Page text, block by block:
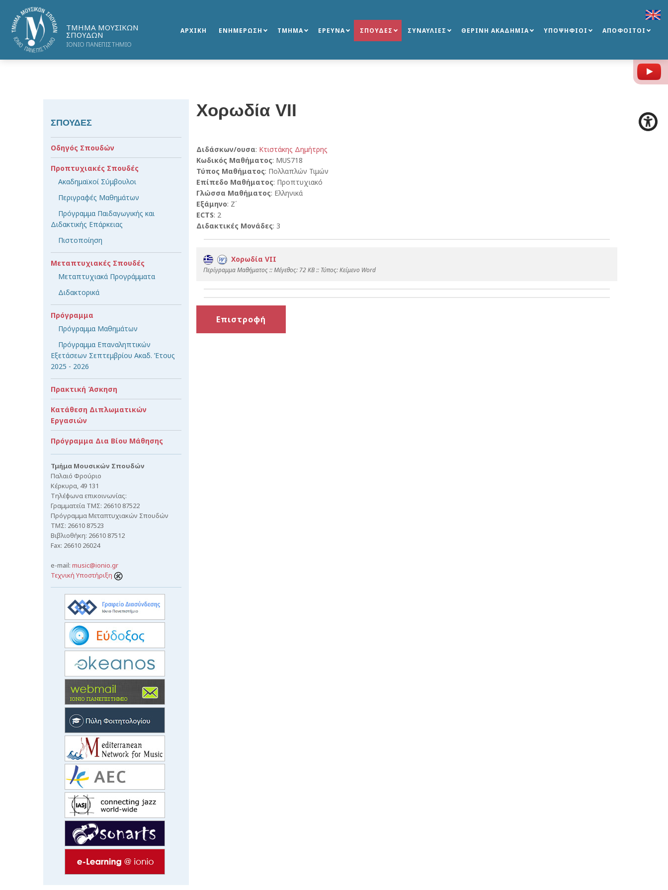
ΤΜΗΜΑ ΜΟΥΣΙΚΩΝ
ΣΠΟΥΔΩΝ
ΙΟΝΙΟ ΠΑΝΕΠΙΣΤΗΜΙΟ
ΑΡΧΙΚΗ ΕΝΗΜΕΡΩΣΗ ΤΜΗΜΑ ΕΡΕΥΝΑ ΣΠΟΥΔΕΣ ΣΥΝΑΥΛΙΕΣ ΘΕΡΙΝΗ ΑΚΑΔΗΜΙΑ ΥΠΟΨΗΦΙΟΙ ΑΠΟΦΟΙΤΟΙ
Χορωδία VΙΙ
Διδάσκων/ουσα: Κτιστάκης Δημήτρης
Κωδικός Μαθήματος: MUS718
Τύπος Μαθήματος: Πολλαπλών Τιμών
Επίπεδο Μαθήματος: Προπτυχιακό
Γλώσσα Μαθήματος: Ελληνικά
Εξάμηνο: Ζ΄
ECTS: 2
Διδακτικές Μονάδες: 3
Χορωδία VΙΙ
Περίγραμμα Μαθήματος :: Mέγεθος: 72 KB :: Τύπος: Kείμενο Word
Επιστροφή
ΣΠΟΥΔΕΣ
Οδηγός Σπουδών
Προπτυχιακές Σπουδές
Ακαδημαϊκοί Σύμβουλοι
Περιγραφές Μαθημάτων
Πρόγραμμα Παιδαγωγικής και
Διδακτικής Επάρκειας
Πιστοποίηση
Μεταπτυχιακές Σπουδές
Μεταπτυχιακά Προγράμματα
Διδακτορικά
Πρόγραμμα
Πρόγραμμα Μαθημάτων
Πρόγραμμα Επαναληπτικών
Εξετάσεων Σεπτεμβρίου Ακαδ. Έτους
2025 - 2026
Πρακτική Άσκηση
Κατάθεση Διπλωματικών
Εργασιών
Πρόγραμμα Δια Βίου Μάθησης
Τμήμα Μουσικών Σπουδών
Παλαιό Φρούριο
Κέρκυρα, 49 131
Τηλέφωνα επικοινωνίας:
Γραμματεία ΤΜΣ: 26610 87522
Πρόγραμμα Μεταπτυχιακών Σπουδών
ΤΜΣ: 26610 87523
Βιβλιοθήκη: 26610 87512
Fax: 26610 26024
e-mail: music@ionio.gr
Τεχνική Υποστήριξη